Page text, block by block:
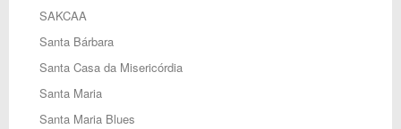
SAKCAA
Santa Bárbara
Santa Casa da Misericórdia
Santa Maria
Santa Maria Blues